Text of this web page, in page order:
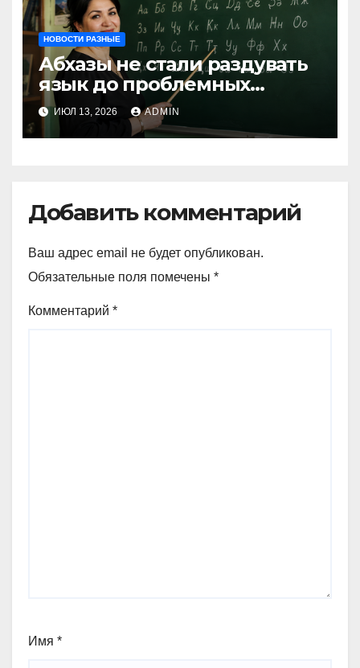
НОВОСТИ РАЗНЫЕ
Абхазы не стали раздувать
язык до проблемных
размеров
ИЮЛ 13, 2026 ADMIN
Добавить комментарий
Ваш адрес email не будет опубликован.
Обязательные поля помечены *
Комментарий *
Имя *